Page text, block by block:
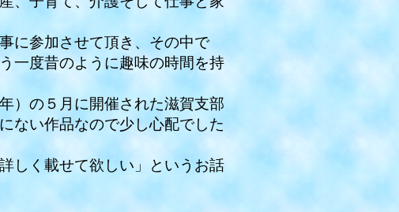
に参加させて頂き、その中で
一度昔のように趣味の時間を持
）の５月に開催された滋賀支部
ない作品なので少し心配でした
しく載せて欲しい」というお話